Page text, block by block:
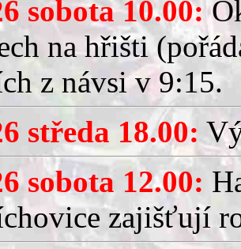
sobota 10.00:
na hřišti
z návsi v 9:15.
středa 18.00:
sobota 12.00:
zajišťují